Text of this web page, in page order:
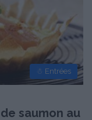
☃ Entrées
saumon au